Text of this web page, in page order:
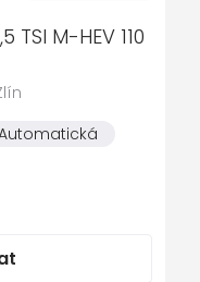
TSI M-HEV 110